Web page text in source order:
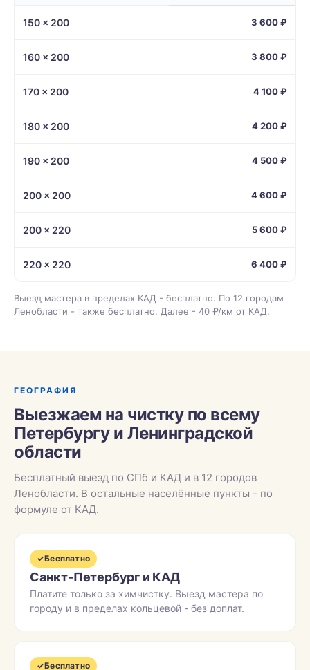
150 × 200 3 600 ₽
160 × 200 3 800 ₽
170 × 200 4 100 ₽
180 × 200 4 200 ₽
190 × 200 4 500 ₽
200 × 200 4 600 ₽
200 × 220 5 600 ₽
220 × 220 6 400 ₽
Выезд мастера в пределах КАД - бесплатно. По 12 городам
Ленобласти - также бесплатно. Далее - 40 ₽/км от КАД.
ГЕОГРАФИЯ
Выезжаем на чистку по всему
Петербургу и Ленинградской
области
Бесплатный выезд по СПб и КАД и в 12 городов
Ленобласти. В остальные населённые пункты - по
формуле от КАД.
✓Бесплатно
Санкт-Петербург и КАД
Платите только за химчистку. Выезд мастера по
городу и в пределах кольцевой - без доплат.
✓Бесплатно